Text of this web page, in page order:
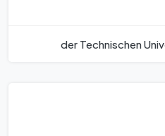
der Technischen